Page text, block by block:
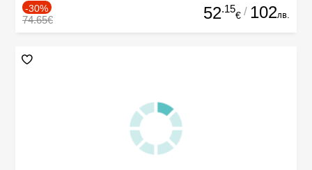
-30%
74.65€ 52.15
€ / 102лв.